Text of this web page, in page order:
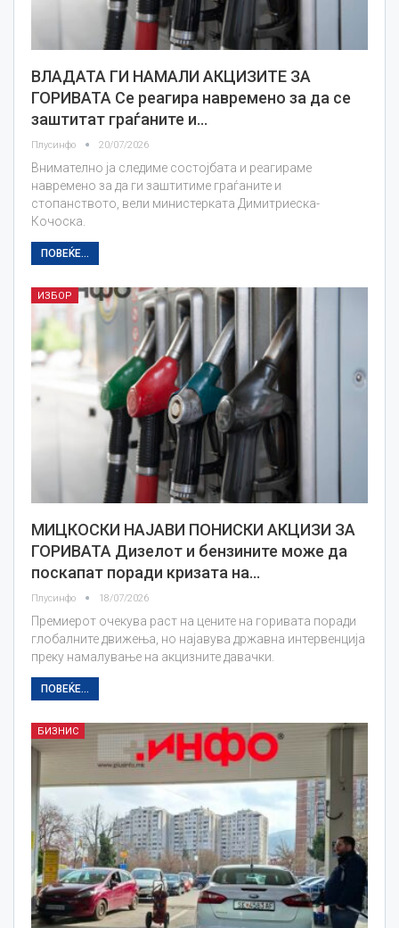
ВЛАДАТА ГИ НАМАЛИ АКЦИЗИТЕ ЗА
ГОРИВАТА Се реагира навремено за да се
заштитат граѓаните и…
Плусинфо 20/07/2026
Внимателно ја следиме состојбата и реагираме
навремено за да ги заштитиме граѓаните и
стопанството, вели министерката Димитриеска-
Кочоска.
ПОВЕЌЕ...
ИЗБОР
МИЦКОСКИ НАЈАВИ ПОНИСКИ АКЦИЗИ ЗА
ГОРИВАТА Дизелот и бензините може да
поскапат поради кризата на…
Плусинфо 18/07/2026
Премиерот очекува раст на цените на горивата поради
глобалните движења, но најавува државна интервенција
преку намалување на акцизните давачки.
ПОВЕЌЕ...
БИЗНИС